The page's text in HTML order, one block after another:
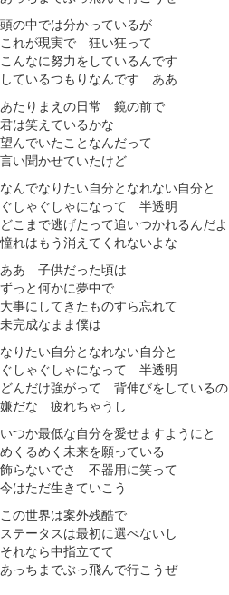
頭の中では分かっているが
これが現実で 狂い狂って
こんなに努力をしているんです
しているつもりなんです ああ
あたりまえの日常 鏡の前で
君は笑えているかな
望んでいたことなんだって
言い聞かせていたけど
なんでなりたい自分となれない自分と
ぐしゃぐしゃになって 半透明
どこまで逃げたって追いつかれるんだよ
憧れはもう消えてくれないよな
ああ 子供だった頃は
ずっと何かに夢中で
大事にしてきたものすら忘れて
未完成なまま僕は
なりたい自分となれない自分と
ぐしゃぐしゃになって 半透明
どんだけ強がって 背伸びをしているの
嫌だな 疲れちゃうし
いつか最低な自分を愛せますようにと
めくるめく未来を願っている
飾らないでさ 不器用に笑って
今はただ生きていこう
この世界は案外残酷で
ステータスは最初に選べないし
それなら中指立てて
あっちまでぶっ飛んで行こうぜ